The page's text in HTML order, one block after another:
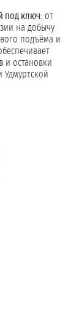
под ключ: от
на добычу
подъёма и
и остановки
Удмуртской